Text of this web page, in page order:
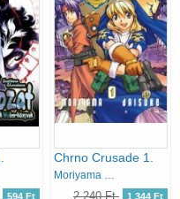
594 Ft
Chrno Crusade 1.
Moriyama Daisuke
2 240 Ft 1 344 Ft